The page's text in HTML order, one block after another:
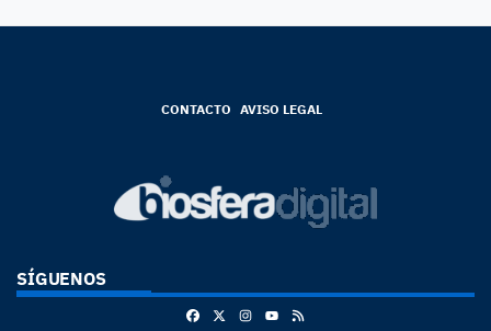
CONTACTO AVISO LEGAL
SÍGUENOS
FacebookInstagram